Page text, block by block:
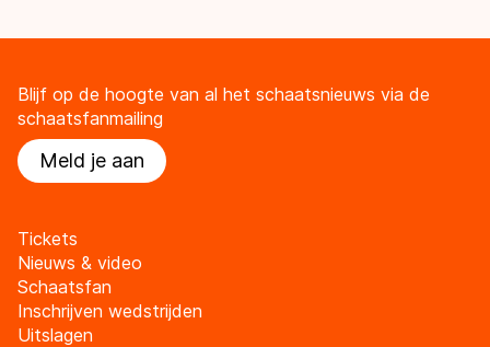
Blijf op de hoogte van al het schaatsnieuws via de
schaatsfanmailing
Meld je aan
Tickets
Nieuws & video
Schaatsfan
Inschrijven wedstrijden
Uitslagen